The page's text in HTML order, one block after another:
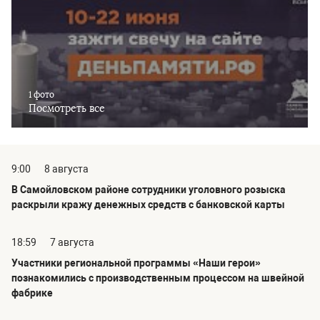
1 фото
Посмотреть все
9:00
8 августа
В Самойловском районе сотрудники уголовного розыска
раскрыли кражу денежных средств с банковской карты
18:59
7 августа
Участники региональной программы «Наши герои»
познакомились с производственным процессом на швейной
фабрике